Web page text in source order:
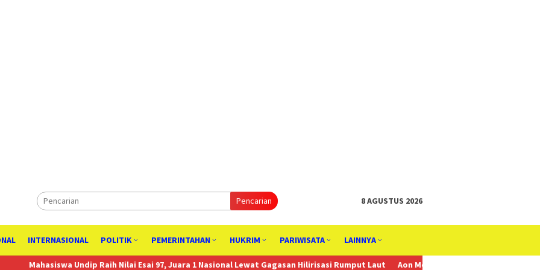
Pencarian 8 AGUSTUS 2026
INTERNASIONAL POLITIK PEMERINTAHAN HUKRIM PARIWISATA LAINNYA
Undip Raih Nilai Esai 97, Juara 1 Nasional Lewat Gagasan Hilirisasi Rumput Laut Aon Menunjuk Stephen sebagai CEO untuk Indonesia